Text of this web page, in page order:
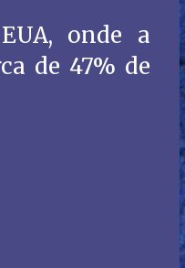
onde a
de 47% de